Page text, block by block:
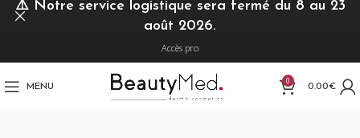
Accès pro
MENU
0
0.00€
⚠️ Notre service logistique sera fermé du 8 au 23
août 2026.